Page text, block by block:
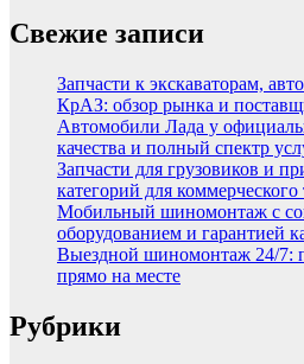
Свежие записи
Запчасти к экскаваторам,
КрАЗ: обзор рынка и
Автомобили Лада у
качества и полный спектр
Запчасти для грузовиков и
категорий для коммерческого
Мобильный шиномонтаж с
оборудованием и гарантией
Выездной шиномонтаж 24/7:
прямо на месте
Рубрики